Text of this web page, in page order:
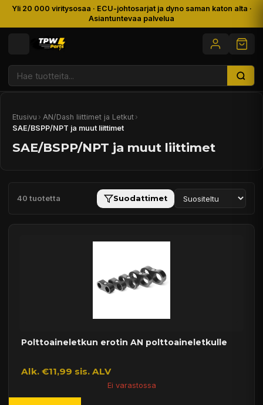
Yli 20 000 viritysosaa · ECU-johtosarjat ja dyno saman katon alta ·
Asiantuntevaa palvelua
Etusivu › AN/Dash liittimet ja Letkut ›
SAE/BSPP/NPT ja muut liittimet
SAE/BSPP/NPT ja muut liittimet
40 tuotetta Suodattimet
Polttoaineletkun erotin AN polttoaineletkulle
Alk. €11,99 sis. ALV
Ei varastossa